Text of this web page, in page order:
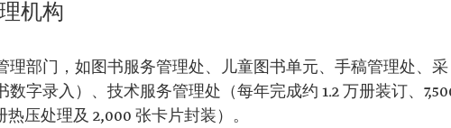
机构
理部门，如图书服务管理处、儿童图书单元、手稿管理处、采
字录入）、技术服务管理处（每年完成约 1.2 万册装订、
压处理及 2,000 张卡片封装）。